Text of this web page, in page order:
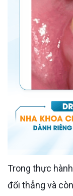
Trong thực hành lâm sàng, nếu răng khôn mọc tương
đối thẳng và